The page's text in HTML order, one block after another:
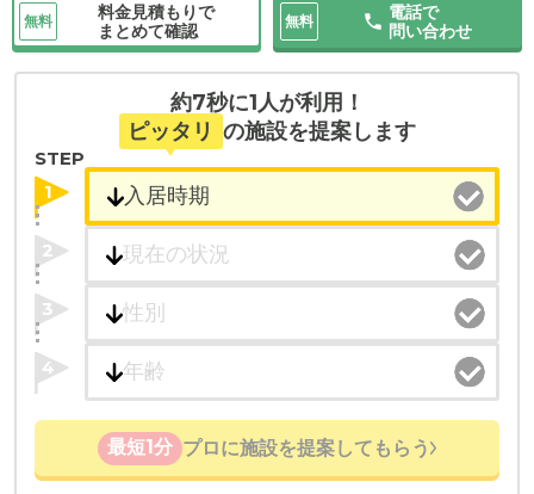
無料
料金見積もりで
まとめて確認
無料
電話で
問い合わせ
約7秒に1人が利用！
ピッタリ の施設を提案します
STEP
1
2
3
4
最短1分 プロに施設を提案してもらう